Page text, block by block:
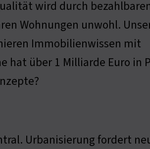
wird durch
Wohnungen unwohl.
Immobilienwissen mit
hat über 1 Milliarde Euro in
Urbanisierung fordert